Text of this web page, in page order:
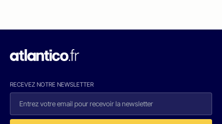
RECEVEZ NOTRE NEWSLETTER